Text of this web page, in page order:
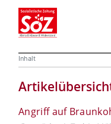
Inhalt
Angriff auf